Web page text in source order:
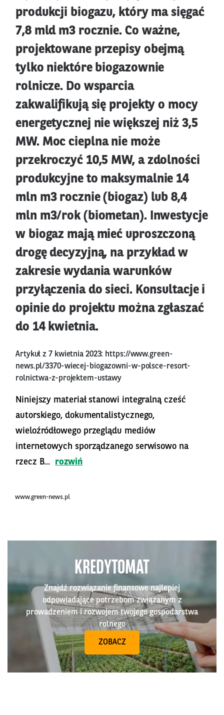
produkcji biogazu, który ma sięgać
7,8 mld m3 rocznie. Co ważne,
projektowane przepisy obejmą
tylko niektóre biogazownie
rolnicze. Do wsparcia
zakwalifikują się projekty o mocy
energetycznej nie większej niż 3,5
MW. Moc cieplna nie może
przekroczyć 10,5 MW, a zdolności
produkcyjne to maksymalnie 14
mln m3 rocznie (biogaz) lub 8,4
mln m3/rok (biometan). Inwestycje
w biogaz mają mieć uproszczoną
drogę decyzyjną, na przykład w
zakresie wydania warunków
przyłączenia do sieci. Konsultacje i
opinie do projektu można zgłaszać
do 14 kwietnia.
Artykuł z 7 kwietnia 2023: https://www.green-
news.pl/3370-wiecej-biogazowni-w-polsce-resort-
rolnictwa-z-projektem-ustawy
Niniejszy materiał stanowi integralną cześć
autorskiego, dokumentalistycznego,
wieloźródłowego przeglądu mediów
internetowych sporządzanego serwisowo na
rzecz B...
rozwiń
www.green-news.pl
KREDYTOMAT
Znajdź rozwiązanie finansowe najlepiej
odpowiadające potrzebom związanym z
prowadzeniem i rozwojem twojego gospodarstwa
rolnego
ZOBACZ